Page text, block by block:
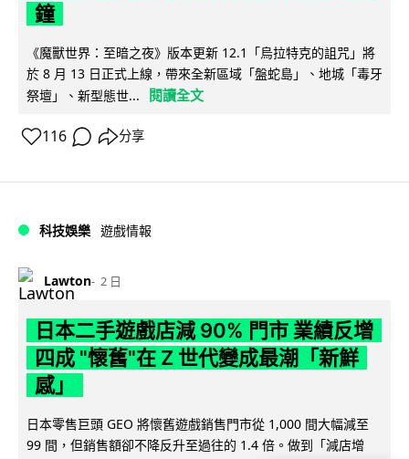
鐘
《魔獸世界：至暗之夜》版本更新 12.1「烏拉特克的詛咒」將
於 8 月 13 日正式上線，帶來全新區域「盤蛇島」、地城「毒牙
祭壇」、新型態世...
閱讀全文
116 分享
科技娛樂 遊戲情報
Lawton 2 日
日本二手遊戲店減 90% 門市 業績反增
四成 "懷舊"在 Z 世代變成最潮「新鮮
感」
日本零售巨頭 GEO 將懷舊遊戲銷售門市從 1,000 間大幅減至
99 間，但銷售額卻不降反升至過往的 1.4 倍。做到「減店增